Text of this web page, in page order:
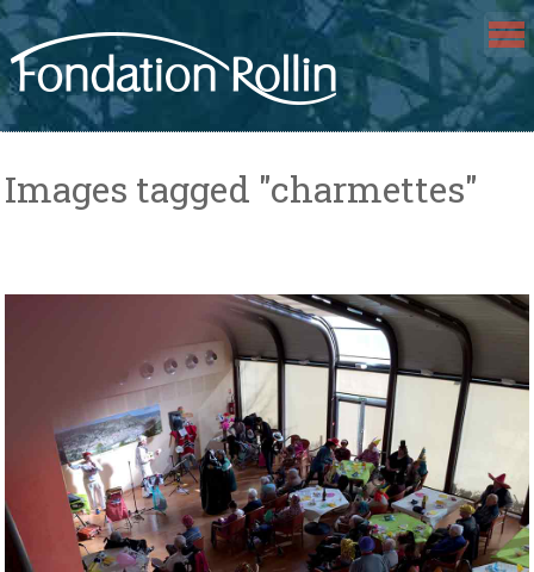
Skip
to
content
Images tagged "charmettes"